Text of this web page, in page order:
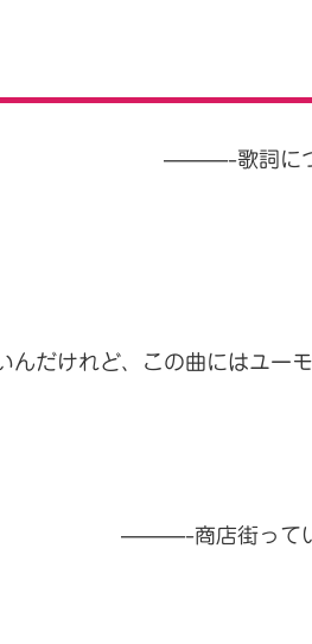
———-歌詞に
だけれど、この曲にはユー
———-商店街って